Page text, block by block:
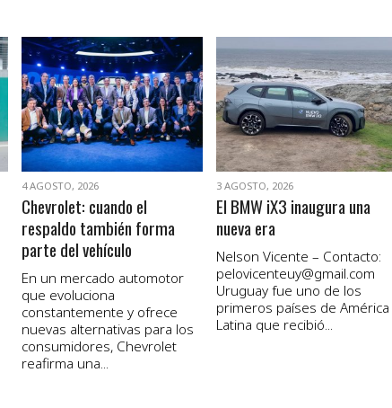
VER NOTA
4 AGOSTO, 2026
Chevrolet: cuando el
respaldo también forma
parte del vehículo
En un mercado automotor
que evoluciona
constantemente y ofrece
nuevas alternativas para los
consumidores, Chevrolet
reafirma una...
VER NOTA
3 AGOSTO, 2026
El BMW iX3 inaugura una
nueva era
Nelson Vicente – Contacto:
pelovicenteuy@gmail.com
Uruguay fue uno de los
primeros países de América
Latina que recibió...